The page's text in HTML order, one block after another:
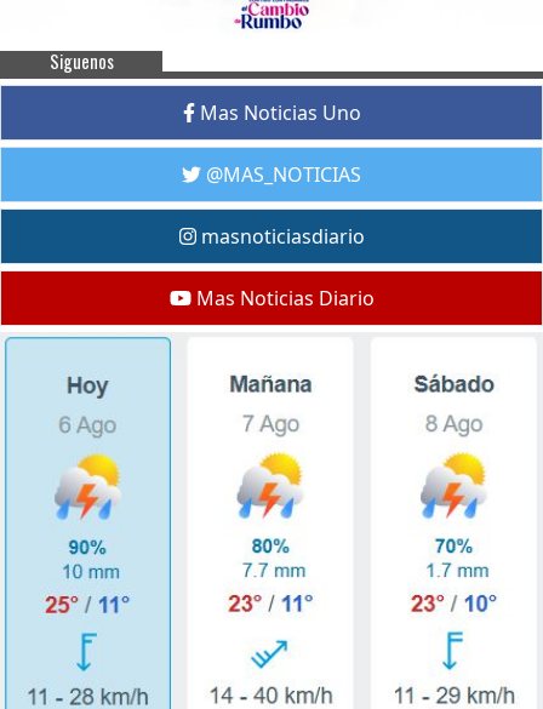
Siguenos
Mas Noticias Uno
@MAS_NOTICIAS
masnoticiasdiario
Mas Noticias Diario